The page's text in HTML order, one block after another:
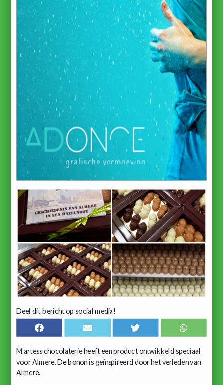
Deel dit bericht op social media!
Martess chocolaterie heeft een product ontwikkeld speciaal
voor Almere. De bonon is geïnspireerd door het verleden van
Almere.